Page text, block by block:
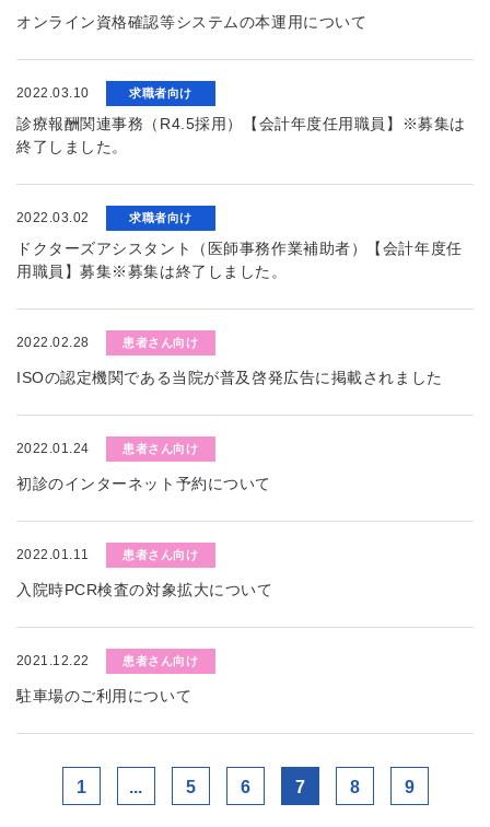
オンライン資格確認等システムの本運用について
2022.03.10 求職者向け
診療報酬関連事務（R4.5採用）【会計年度任用職員】※募集は
終了しました。
2022.03.02 求職者向け
ドクターズアシスタント（医師事務作業補助者）【会計年度任
用職員】募集※募集は終了しました。
2022.02.28 患者さん向け
ISOの認定機関である当院が普及啓発広告に掲載されました
2022.01.24 患者さん向け
初診のインターネット予約について
2022.01.11 患者さん向け
入院時PCR検査の対象拡大について
2021.12.22 患者さん向け
駐車場のご利用について
1 ... 5 6 7 8 9